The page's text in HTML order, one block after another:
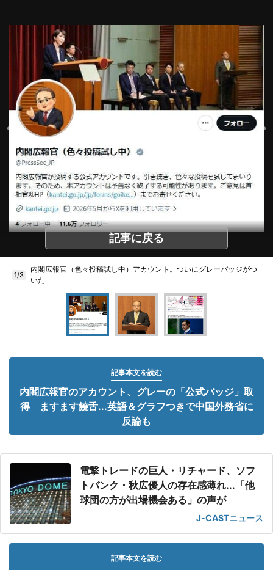
記事に戻る
1/3
内閣広報官（色々投稿試し中）アカウント。ついにグレーバッジがつ
いた
記事本文を読む
内閣広報官のアカウント、グレーの「公式バッジ」取
得 ますます饒舌...英語＆グラフつきで中国外務省に
反論も
電撃トレードの巨人・リチャード、ソフ
トバンク・秋広優人の存在感薄れ...「他
球団の方が出場機会ある」の声が
J-CASTニュース
記事本文を読む